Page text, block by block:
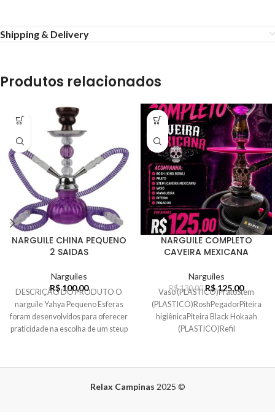
Shipping & Delivery
Produtos relacionados
NARGUILE CHINA PEQUENO
2 SAIDAS
Narguiles
R$100,00
DESCRIÇÃO DO PRODUTO O
narguile Yahya Pequeno Esferas
foram desenvolvidos para oferecer
praticidade na escolha de um steup
-4%
NARGUILE COMPLETO
CAVEIRA MEXICANA
Narguiles
R$130,00 R$125,00
Vaso (PLASTICO)PratoStem
(PLASTICO)RoshPegadorPiteira
higiênicaPiteira Black Hokaah
(PLASTICO)Refil
Relax Campinas 2025 ©